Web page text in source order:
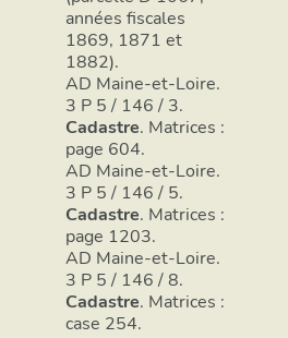
années fiscales
1869, 1871 et
1882).
AD Maine-et-Loire.
3 P 5 / 146 / 3.
Cadastre. Matrices :
page 604.
AD Maine-et-Loire.
3 P 5 / 146 / 5.
Cadastre. Matrices :
page 1203.
AD Maine-et-Loire.
3 P 5 / 146 / 8.
Cadastre. Matrices :
case 254.